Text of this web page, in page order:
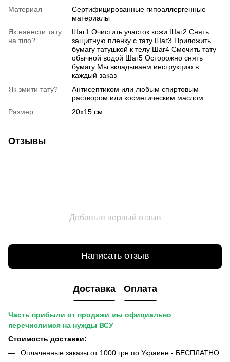
Материал
Сертифицированные гипоаллергенные
материалы
Як нанести тату
на тіло?
Шаг1 Очистить участок кожи Шаг2 Снять
защитную пленку с тату Шаг3 Приложить
бумагу татушкой к телу Шаг4 Смочить тату
обычной водой Шаг5 Осторожно снять
бумагу Мы вкладываем инструкцию в
каждый заказ
Як змити тату?
Антисептиком или любым спиртовым
раствором или косметическим маслом
Размер
20х15 см
Отзывы
Добавьте первый отзыв
Написать отзыв
Доставка Оплата
Часть прибыли от продажи мы официально
перечислимся на нужды ВСУ
Стоимость доставки:
Оплаченные заказы от 1000 грн по Украине - БЕСПЛАТНО